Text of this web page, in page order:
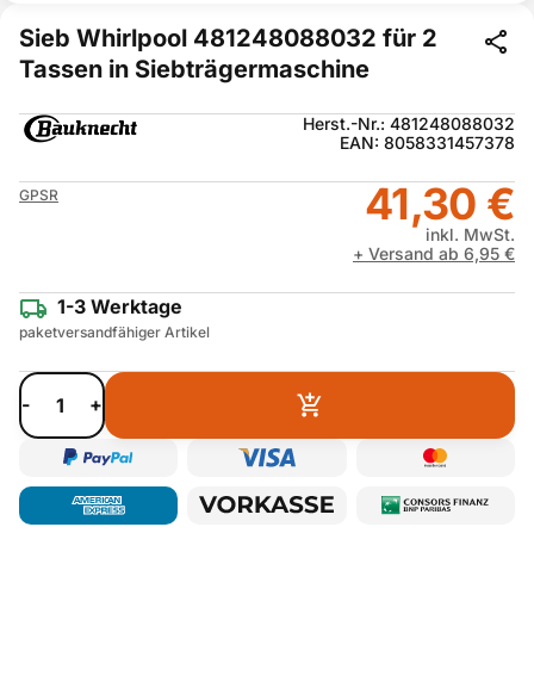
Sieb Whirlpool 481248088032 für 2
Tassen in Siebträgermaschine
Herst.-Nr.: 481248088032
EAN: 8058331457378
GPSR 41,30 €
inkl. MwSt.
+ Versand ab 6,95 €
1-3 Werktage
paketversandfähiger Artikel
- +